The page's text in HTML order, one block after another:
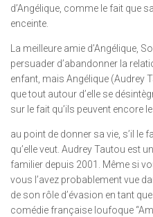
d’Angélique, comme le fait que
enceinte.
La meilleure amie d’Angélique,
persuader d’abandonner la
enfant, mais Angélique (Audrey
que tout autour d’elle se
sur le fait qu’ils peuvent encore
au point de donner sa vie, s’il le
qu’elle veut. Audrey Tautou est
familier depuis 2001. Même si
vous l’avez probablement vue
de son rôle d’évasion en tant
comédie française loufoque